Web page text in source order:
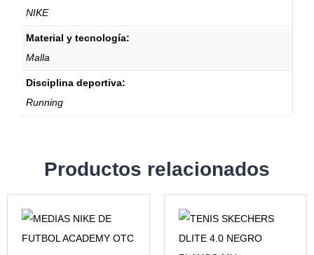
NIKE
Material y tecnología:
Malla
Disciplina deportiva:
Running
Productos relacionados